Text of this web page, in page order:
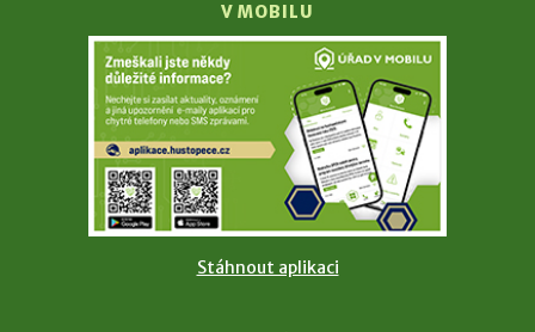
V MOBILU
Stáhnout aplikaci